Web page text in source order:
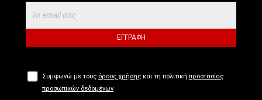
ΕΓΓΡΑΦΉ
Συμφωνώ με τους όρους χρήσης και τη πολιτική προστασίας
προσωπικών δεδομένων